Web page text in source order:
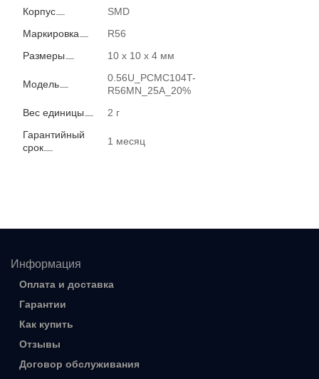
Корпус
SMD
Маркировка
R56
Размеры
10 x 10 x 4 мм
Модель
0.56U_PCMC104T-
R56MN_25A_20%
Вес единицы
2 г
Гарантийный
срок
1 месяц
Информация
Оплата и доставка
Гарантии
Как купить
Отзывы
Договор обслуживания